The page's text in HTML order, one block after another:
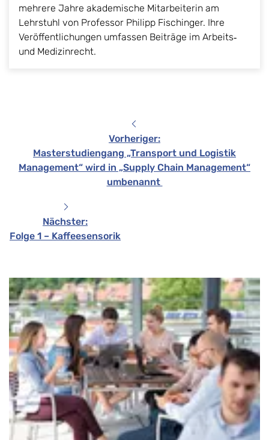
mehrere Jahre akademische Mitarbeiterin am
Lehrstuhl von Professor Philipp Fischinger. Ihre
Veröffentlichungen umfassen Beiträge im Arbeits‑
und Medizinrecht.
Vorheriger:
Masterstudiengang „Transport und Logistik
Management“ wird in „Supply Chain Management“
umbenannt
Nächster:
Folge 1 – Kaffeesensorik